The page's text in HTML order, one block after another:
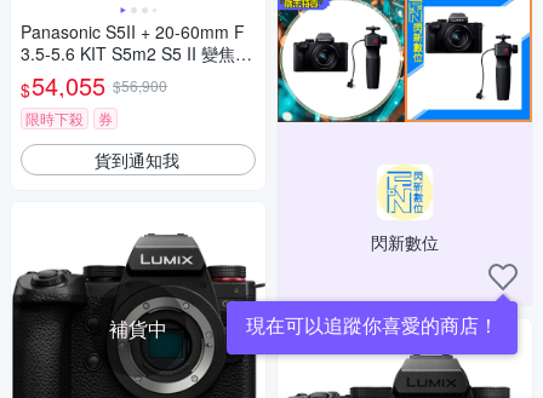
Panasonic S5II + 20-60mm F
3.5-5.6 KIT S5m2 S5 II 變焦鏡
組 公司貨
$54,055 $56,900
限時下殺
券
貨到通知我
補貨中
閃新數位
現在可以追蹤你喜愛的商店！